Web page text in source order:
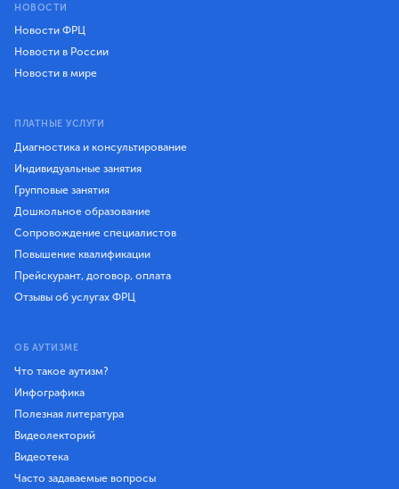
НОВОСТИ
Новости ФРЦ
Новости в России
Новости в мире
ПЛАТНЫЕ УСЛУГИ
Диагностика и консультирование
Индивидуальные занятия
Групповые занятия
Дошкольное образование
Сопровождение специалистов
Повышение квалификации
Прейскурант, договор, оплата
Отзывы об услугах ФРЦ
ОБ АУТИЗМЕ
Что такое аутизм?
Инфографика
Полезная литература
Видеолекторий
Видеотека
Часто задаваемые вопросы